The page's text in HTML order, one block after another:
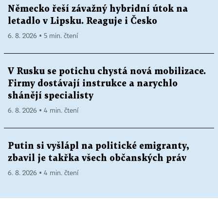
Německo řeší závažný hybridní útok na
letadlo v Lipsku. Reaguje i Česko
6. 8. 2026 ▪ 5 min. čtení
V Rusku se potichu chystá nová mobilizace.
Firmy dostávají instrukce a narychlo
shánějí specialisty
6. 8. 2026 ▪ 4 min. čtení
Putin si vyšlápl na politické emigranty,
zbavil je takřka všech občanských práv
6. 8. 2026 ▪ 4 min. čtení